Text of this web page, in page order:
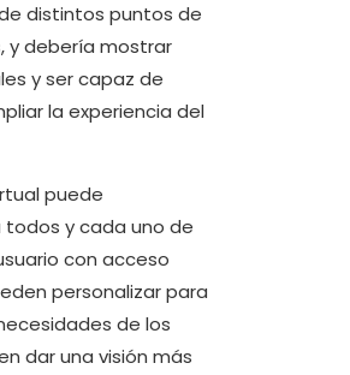
distintos puntos de
y debería mostrar
y ser capaz de
la experiencia del
puede
y cada uno de
con acceso
personalizar para
de los
dar una visión más